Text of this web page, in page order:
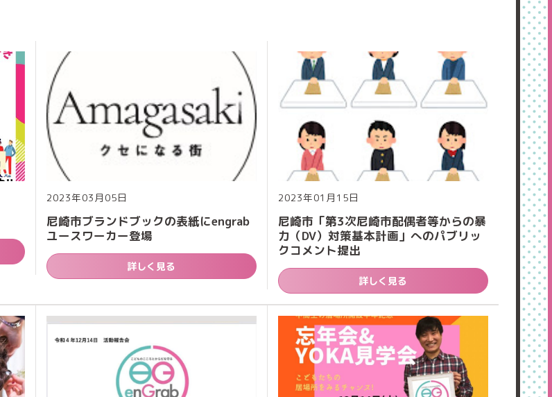
2023年03月05日
尼崎市ブランドブックの表紙にengrab
ユースワーカー登場
詳しく見る
2023年01月15日
尼崎市「第3次尼崎市配偶者等からの暴
力（DV）対策基本計画」へのパブリッ
クコメント提出
詳しく見る